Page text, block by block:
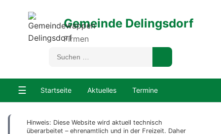
Gemeinde Delingsdorf
Firmen
☰ Startseite Aktuelles Termine
Hinweis: Diese Website wird aktuell technisch
überarbeitet – ehrenamtlich und in der Freizeit. Daher